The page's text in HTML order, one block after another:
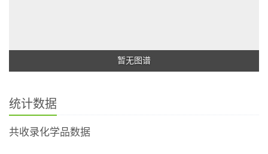
暂无图谱
统计数据
共收录化学品数据